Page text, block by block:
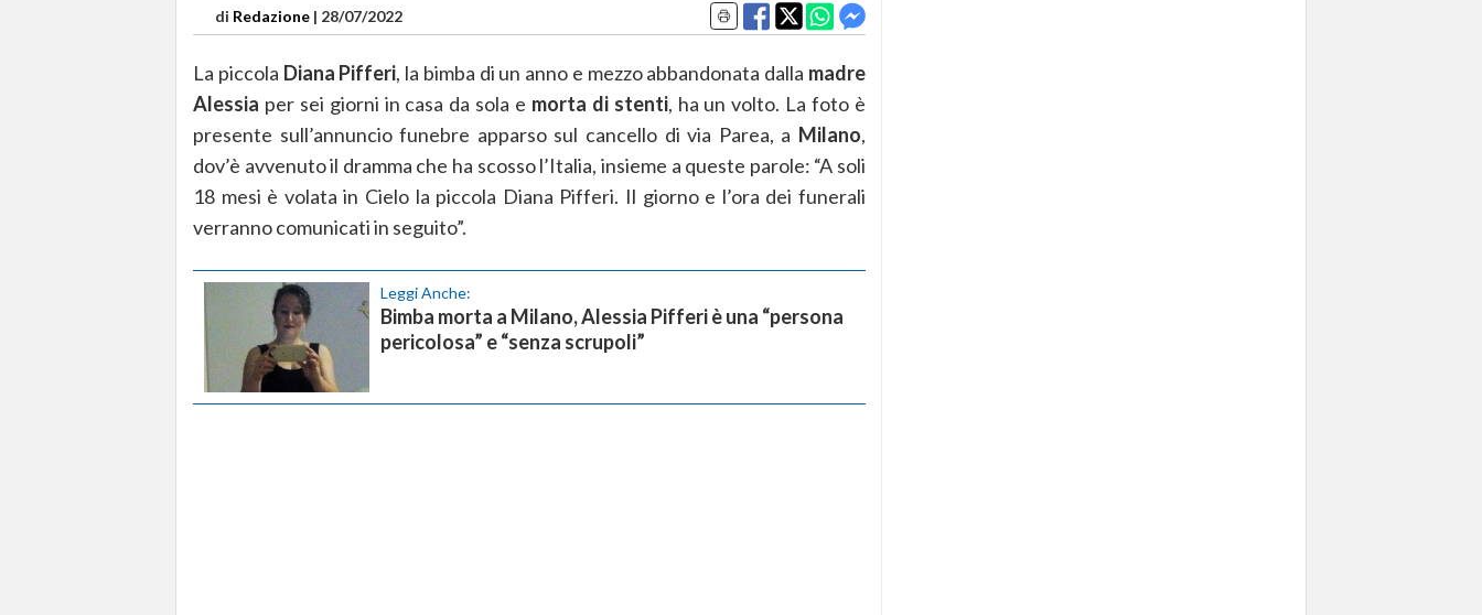
di Redazione | 28/07/2022
La piccola Diana Pifferi, la bimba di un anno e mezzo abbandonata dalla madre
Alessia per sei giorni in casa da sola e morta di stenti, ha un volto. La foto è
presente sull’annuncio funebre apparso sul cancello di via Parea, a Milano,
dov’è avvenuto il dramma che ha scosso l’Italia, insieme a queste parole: “A soli
18 mesi è volata in Cielo la piccola Diana Pifferi. Il giorno e l’ora dei funerali
verranno comunicati in seguito”.
Leggi Anche:
Bimba morta a Milano, Alessia Pifferi è una “persona
pericolosa” e “senza scrupoli”